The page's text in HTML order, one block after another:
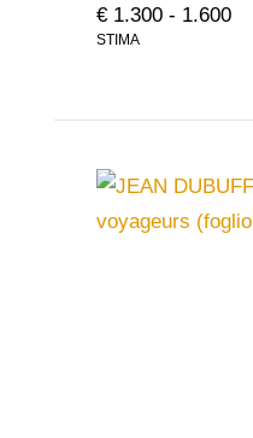
€ 1.300 - 1.600
STIMA